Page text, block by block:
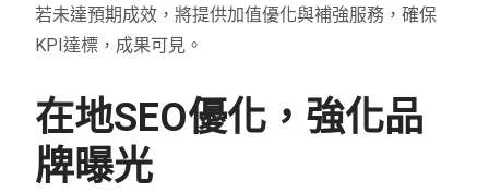
若未達預期成效，將提供加值優化與補強服務，確保
KPI達標，成果可見。
在地SEO優化，強化品
牌曝光